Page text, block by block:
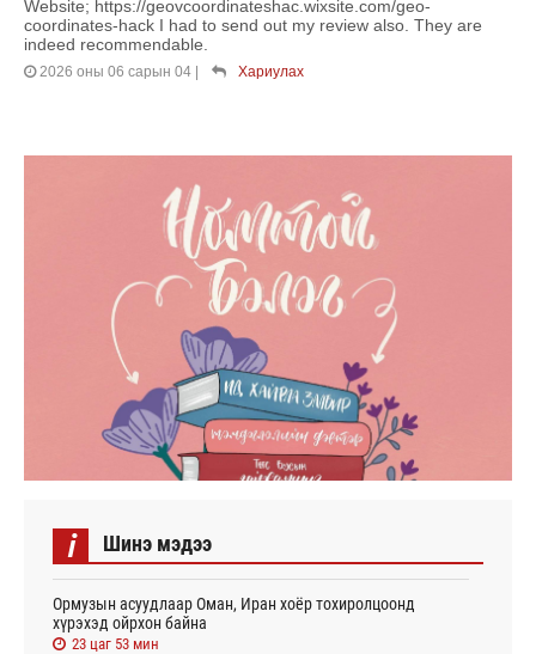
Website; https://geovcoordinateshac.wixsite.com/geo-
coordinates-hack I had to send out my review also. They are
indeed recommendable.
2026 оны 06 сарын 04 | Хариулах
i Шинэ мэдээ
Ормузын асуудлаар Оман, Иран хоёр тохиролцоонд
хүрэхэд ойрхон байна
23 цаг 53 мин